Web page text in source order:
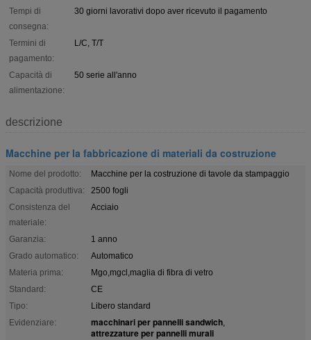
Tempi di
consegna:
30 giorni lavorativi dopo aver ricevuto il pagamento
Termini di
pagamento:
L/C, T/T
Capacità di
alimentazione:
50 serie all'anno
descrizione
Macchine per la fabbricazione di materiali da costruzione
Nome del prodotto:
Macchine per la costruzione di tavole da stampaggio
Capacità produttiva:
2500 fogli
Consistenza del
materiale:
Acciaio
Garanzia:
1 anno
Grado automatico:
Automatico
Materia prima:
Mgo,mgcl,maglia di fibra di vetro
Standard:
CE
Tipo:
Libero standard
Evidenziare:
macchinari per pannelli sandwich,
attrezzature per pannelli murali